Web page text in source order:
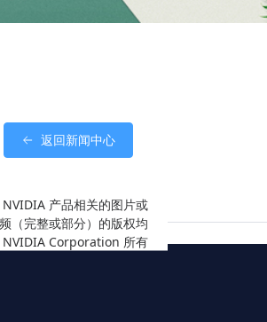
返回新闻中心
产品相关的图片或
（完整或部分）的版权均
NVIDIA Corporation 所有